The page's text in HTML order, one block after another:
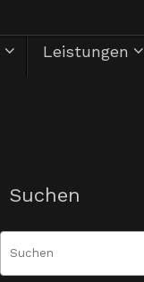
Leistungen
Suchen